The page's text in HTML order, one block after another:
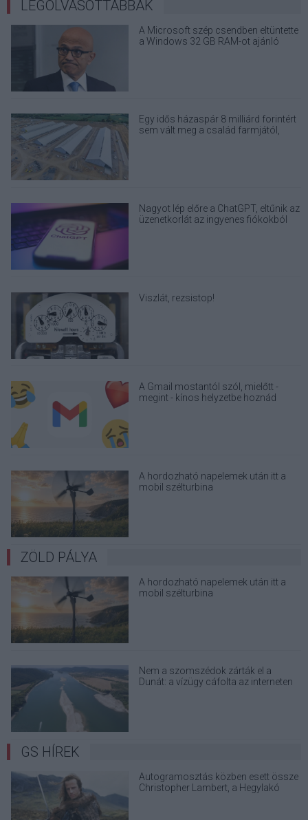
LEGOLVASOTTABBAK
A Microsoft szép csendben eltüntette
a Windows 32 GB RAM-ot ajánló
Egy idős házaspár 8 milliárd forintért
sem vált meg a család farmjától,
Nagyot lép előre a ChatGPT, eltűnik az
üzenetkorlát az ingyenes fiókokból
Viszlát, rezsistop!
A Gmail mostantól szól, mielőtt -
megint - kínos helyzetbe hoznád
A hordozható napelemek után itt a
mobil szélturbina
ZÖLD PÁLYA
A hordozható napelemek után itt a
mobil szélturbina
Nem a szomszédok zárták el a
Dunát: a vízügy cáfolta az interneten
GS HÍREK
Autogramosztás közben esett össze
Christopher Lambert, a Hegylakó